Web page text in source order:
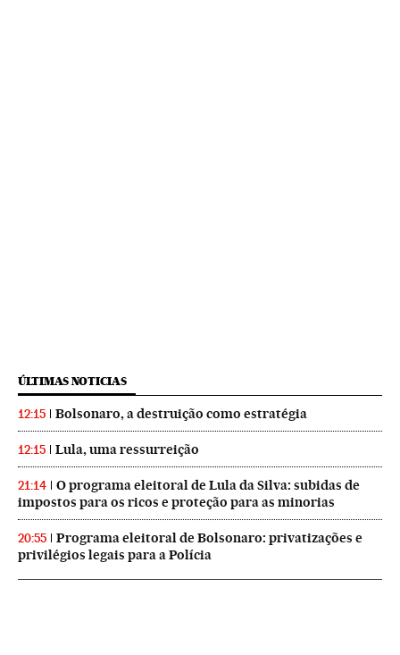
ÚLTIMAS NOTICIAS
12:15 Bolsonaro, a destruição como estratégia
12:15 Lula, uma ressurreição
21:14
O programa eleitoral de Lula da Silva: subidas de
impostos para os ricos e proteção para as minorias
20:55
Programa eleitoral de Bolsonaro: privatizações e
privilégios legais para a Polícia